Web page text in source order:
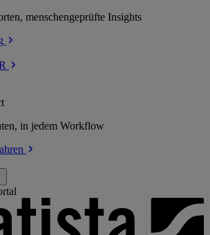
menschengeprüfte Insights
in jedem Workflow